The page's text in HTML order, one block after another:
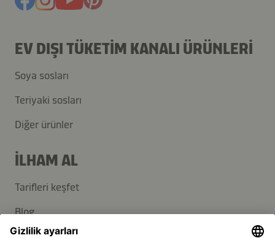
EV DIŞI TÜKETIM KANALI ÜRÜNLERI
Soya sosları
Teriyaki sosları
Diğer ürünler
İLHAM AL
Tarifleri keşfet
Blog